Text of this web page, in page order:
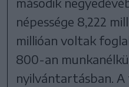
népessége 8,222
millióan voltak
800-an
nyilvántartásban.